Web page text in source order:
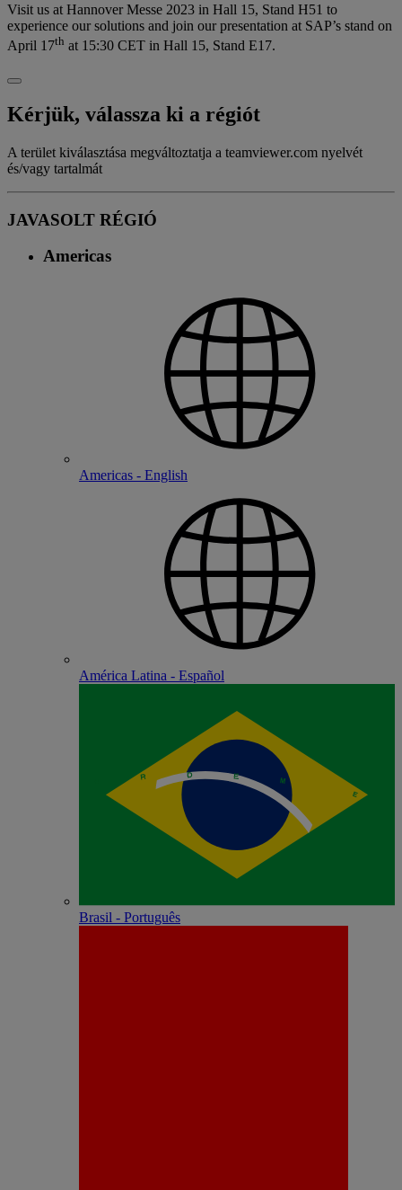
Visit us at Hannover Messe 2023 in Hall 15, Stand H51 to
experience our solutions and join our presentation at SAP’s stand on
April 17th at 15:30 CET in Hall 15, Stand E17.
Kérjük, válassza ki a régiót
A terület kiválasztása megváltoztatja a teamviewer.com nyelvét
és/vagy tartalmát
JAVASOLT RÉGIÓ
Americas
Americas - English
América Latina - Español
Brasil - Português